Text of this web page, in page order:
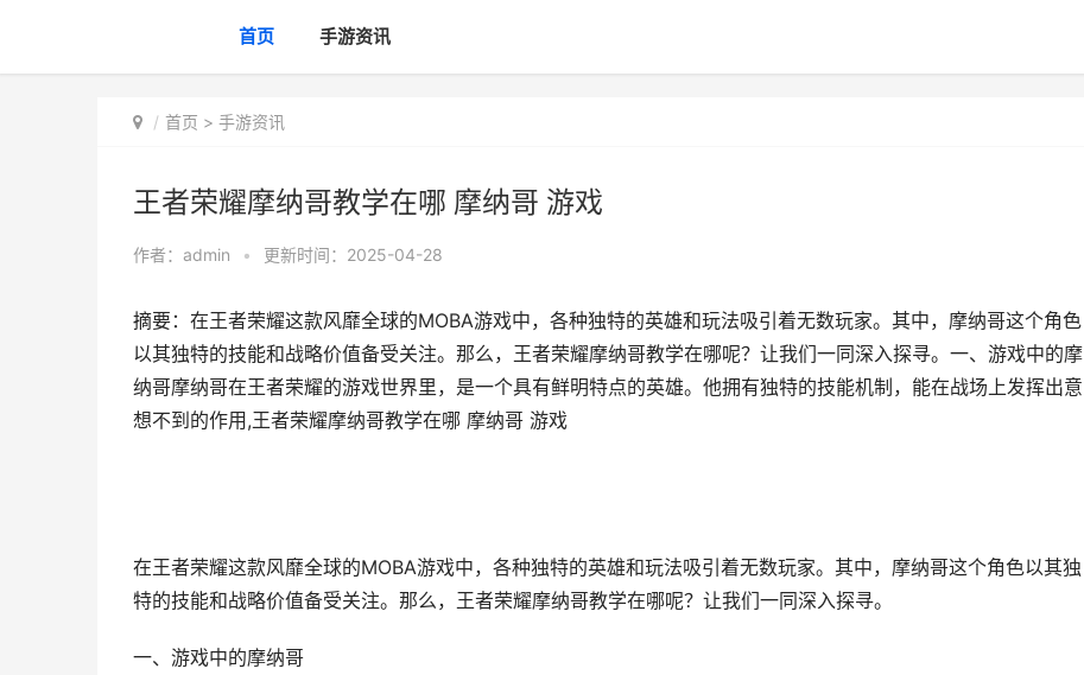
首页 手游资讯
首页 > 手游资讯
王者荣耀摩纳哥教学在哪 摩纳哥 游戏
作者： admin • 更新时间：2025-04-28
摘要：在王者荣耀这款风靡全球的MOBA游戏中，各种独特的英雄和玩法吸引着无数玩家。其中，摩纳哥这个角色
以其独特的技能和战略价值备受关注。那么，王者荣耀摩纳哥教学在哪呢？让我们一同深入探寻。一、游戏中的摩
纳哥摩纳哥在王者荣耀的游戏世界里，是一个具有鲜明特点的英雄。他拥有独特的技能机制，能在战场上发挥出意
想不到的作用,王者荣耀摩纳哥教学在哪 摩纳哥 游戏
在王者荣耀这款风靡全球的MOBA游戏中，各种独特的英雄和玩法吸引着无数玩家。其中，摩纳哥这个角色以其独
特的技能和战略价值备受关注。那么，王者荣耀摩纳哥教学在哪呢？让我们一同深入探寻。
一、游戏中的摩纳哥